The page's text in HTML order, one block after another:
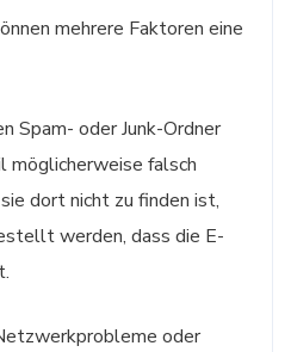
mehrere Faktoren eine
Spam- oder Junk-Ordner
möglicherweise falsch
dort nicht zu finden ist,
werden, dass die E-
oder